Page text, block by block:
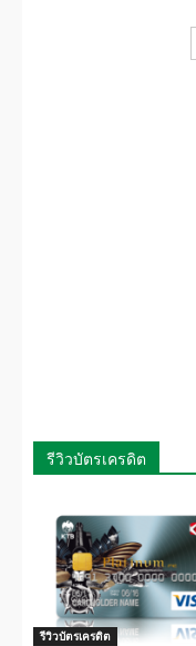
รีวิวบัตรเครดิต
รีวิวบัตรเครดิต